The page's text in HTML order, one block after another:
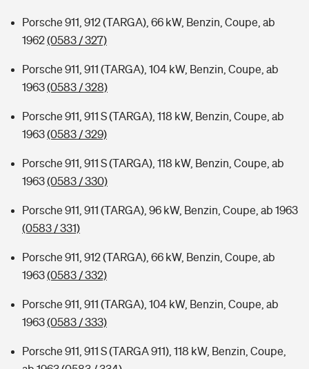
Porsche 911, 912 (TARGA), 66 kW, Benzin, Coupe, ab
1962(0583 / 327)
Porsche 911, 911 (TARGA), 104 kW, Benzin, Coupe, ab
1963(0583 / 328)
Porsche 911, 911 S (TARGA), 118 kW, Benzin, Coupe, ab
1963(0583 / 329)
Porsche 911, 911 S (TARGA), 118 kW, Benzin, Coupe, ab
1963(0583 / 330)
Porsche 911, 911 (TARGA), 96 kW, Benzin, Coupe, ab 1963
(0583 / 331)
Porsche 911, 912 (TARGA), 66 kW, Benzin, Coupe, ab
1963(0583 / 332)
Porsche 911, 911 (TARGA), 104 kW, Benzin, Coupe, ab
1963(0583 / 333)
Porsche 911, 911 S (TARGA 911), 118 kW, Benzin, Coupe,